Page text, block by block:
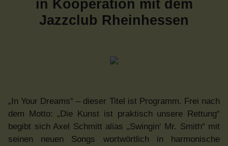
in Kooperation mit dem
Jazzclub Rheinhessen
„In Your Dreams“ – dieser Titel ist Programm. Frei nach
dem Motto: „Die Kunst ist praktisch unsere Rettung“
begibt sich Axel Schmitt alias „Swingin‘ Mr. Smith“ mit
seinen neuen Songs wortwörtlich in harmonische